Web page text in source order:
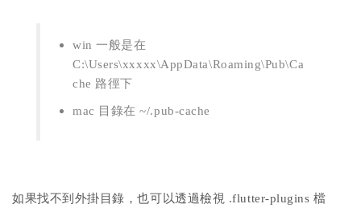
win 一般是在
C:\Users\xxxxx\AppData\Roaming\Pub\Ca
che 路徑下
mac 目錄在 ~/.pub-cache
如果找不到外掛目錄，也可以透過檢視 .flutter-plugins 檔